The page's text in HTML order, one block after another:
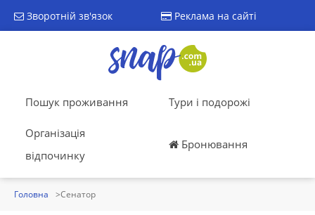
Зворотній зв'язок Реклама на сайті
Пошук проживання Тури і подорожі
Організація
відпочинку
Бронювання
Головна Сенатор